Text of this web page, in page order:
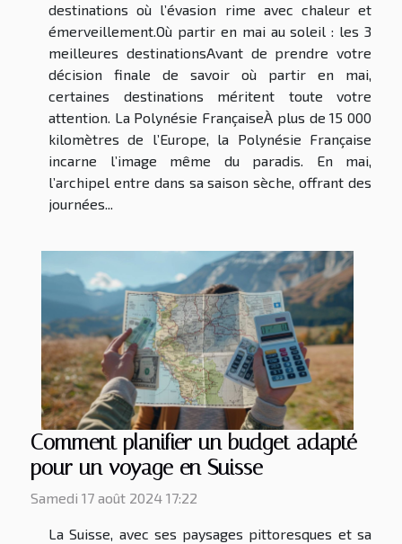
destinations où l’évasion rime avec chaleur et
émerveillement.Où partir en mai au soleil : les 3
meilleures destinationsAvant de prendre votre
décision finale de savoir où partir en mai,
certaines destinations méritent toute votre
attention. La Polynésie FrançaiseÀ plus de 15 000
kilomètres de l’Europe, la Polynésie Française
incarne l’image même du paradis. En mai,
l’archipel entre dans sa saison sèche, offrant des
journées...
Comment planifier un budget adapté
pour un voyage en Suisse
Samedi 17 août 2024 17:22
La Suisse, avec ses paysages pittoresques et sa